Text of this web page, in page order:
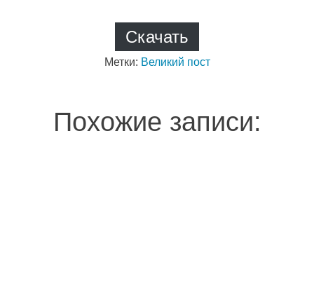
Скачать
Метки: Великий пост
Похожие записи: